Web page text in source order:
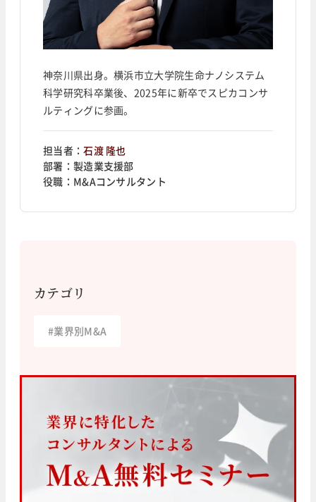
神奈川県出身。横浜市立大学院生命ナノシステム
科学研究科卒業後、2025年に新卒でスピカコンサ
ルティングに参画。
担当者：石渡 隆也
部署： 製造業支援部
役職： M&Aコンサルタント
カテゴリ
#業界別M&A